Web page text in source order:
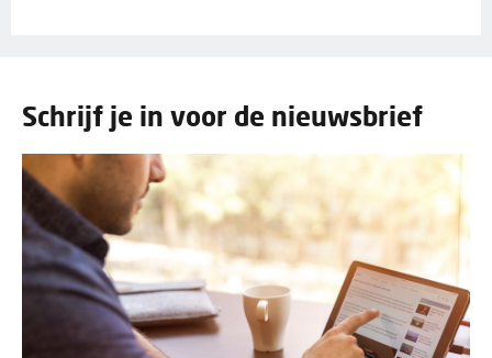
Schrijf je in voor de nieuwsbrief